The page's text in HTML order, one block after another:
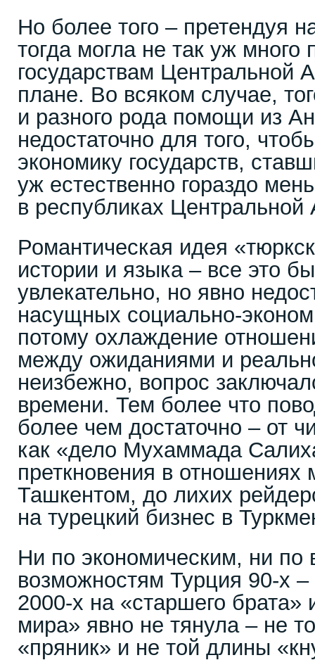
Но более того – претендуя
тогда могла не так уж много
государствам Центральной
плане. Во всяком случае,
и разного рода помощи из
недостаточно для того,
экономику государств,
уж естественно гораздо
в республиках Центральной
Романтическая идея
истории и языка – все это
увлекательно, но явно
насущных социально-
потому охлаждение
между ожиданиями и
неизбежно, вопрос
времени. Тем более что
более чем достаточно – от
как «дело Мухаммада
преткновения в
Ташкентом, до лихих
на турецкий бизнес в
Ни по экономическим, ни по
возможностям Турция 90-х –
2000-х на «старшего брата»
мира» явно не тянула – не
«пряник» и не той длины